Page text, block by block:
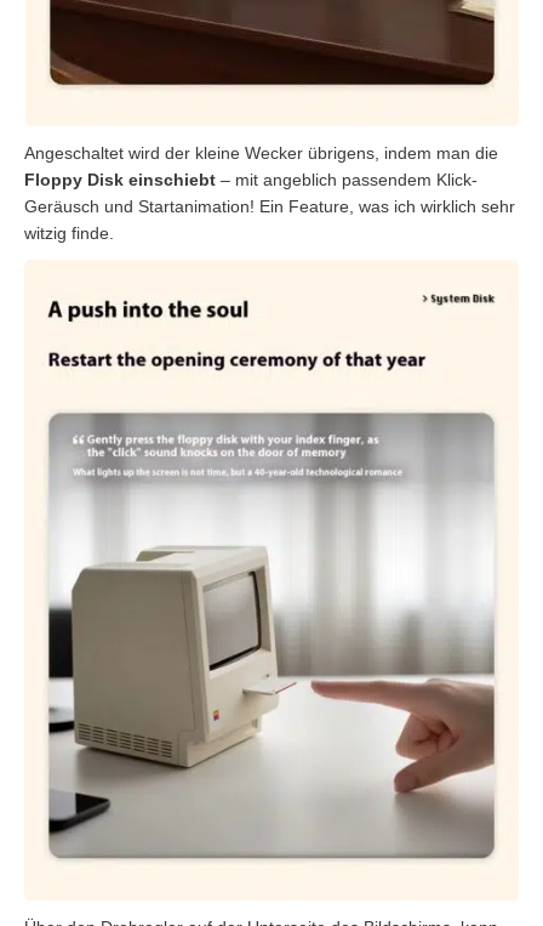
Angeschaltet wird der kleine Wecker übrigens, indem man die
Floppy Disk einschiebt – mit angeblich passendem Klick-
Geräusch und Startanimation! Ein Feature, was ich wirklich sehr
witzig finde.